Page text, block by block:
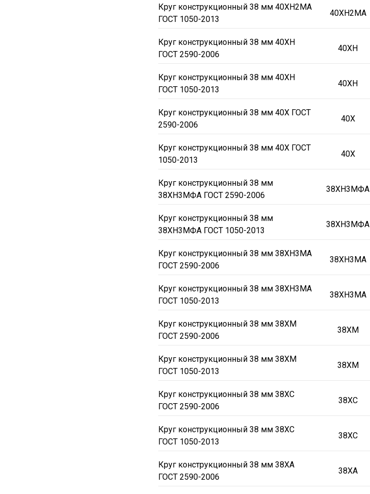
Круг конструкционный 38 мм 40ХН2МА
ГОСТ 1050-2013
40ХН2МА
Круг конструкционный 38 мм 40ХН
ГОСТ 2590-2006
40ХН
Круг конструкционный 38 мм 40ХН
ГОСТ 1050-2013
40ХН
Круг конструкционный 38 мм 40Х ГОСТ
2590-2006
40Х
Круг конструкционный 38 мм 40Х ГОСТ
1050-2013
40Х
Круг конструкционный 38 мм
38ХН3МФА ГОСТ 2590-2006
38ХН3МФА
Круг конструкционный 38 мм
38ХН3МФА ГОСТ 1050-2013
38ХН3МФА
Круг конструкционный 38 мм 38ХН3МА
ГОСТ 2590-2006
38ХН3МА
Круг конструкционный 38 мм 38ХН3МА
ГОСТ 1050-2013
38ХН3МА
Круг конструкционный 38 мм 38ХМ
ГОСТ 2590-2006
38ХМ
Круг конструкционный 38 мм 38ХМ
ГОСТ 1050-2013
38ХМ
Круг конструкционный 38 мм 38ХС
ГОСТ 2590-2006
38ХС
Круг конструкционный 38 мм 38ХС
ГОСТ 1050-2013
38ХС
Круг конструкционный 38 мм 38ХА
ГОСТ 2590-2006
38ХА